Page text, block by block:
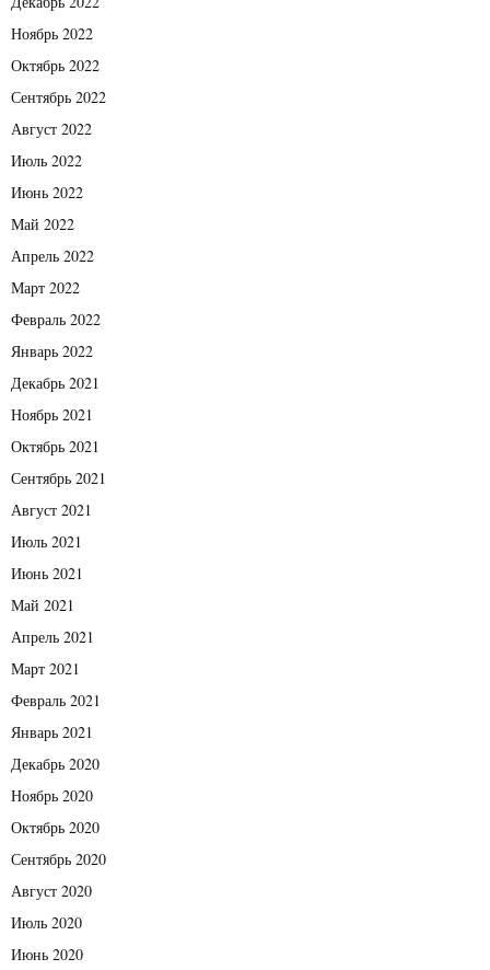
Ноябрь 2022
Октябрь 2022
Сентябрь 2022
Август 2022
Июль 2022
Июнь 2022
Май 2022
Апрель 2022
Март 2022
Февраль 2022
Январь 2022
Декабрь 2021
Ноябрь 2021
Октябрь 2021
Сентябрь 2021
Август 2021
Июль 2021
Июнь 2021
Май 2021
Апрель 2021
Март 2021
Февраль 2021
Январь 2021
Декабрь 2020
Ноябрь 2020
Октябрь 2020
Сентябрь 2020
Август 2020
Июль 2020
Июнь 2020